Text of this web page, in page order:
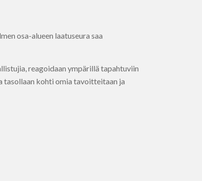
osa-alueen laatuseura saa
reagoidaan ympärillä tapahtuviin
tasollaan kohti omia tavoitteitaan ja